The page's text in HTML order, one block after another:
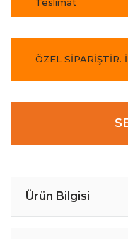
ÖZEL SİPARİŞTİR.
Ürün Bilgisi